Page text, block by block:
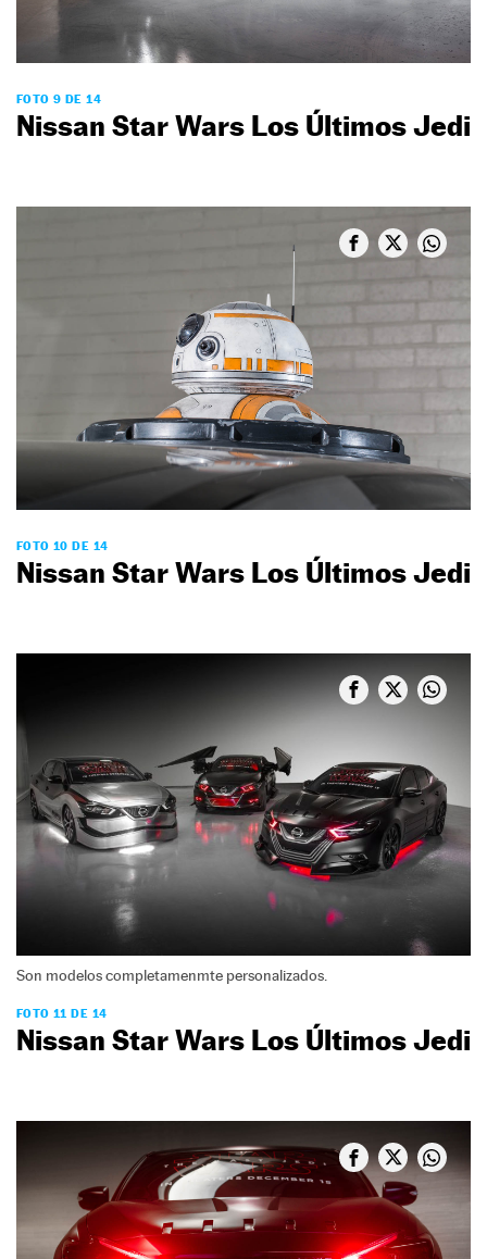
FOTO 9 DE 14
Nissan Star Wars Los Últimos Jedi
FOTO 10 DE 14
Nissan Star Wars Los Últimos Jedi
Son modelos completamenmte personalizados.
FOTO 11 DE 14
Nissan Star Wars Los Últimos Jedi